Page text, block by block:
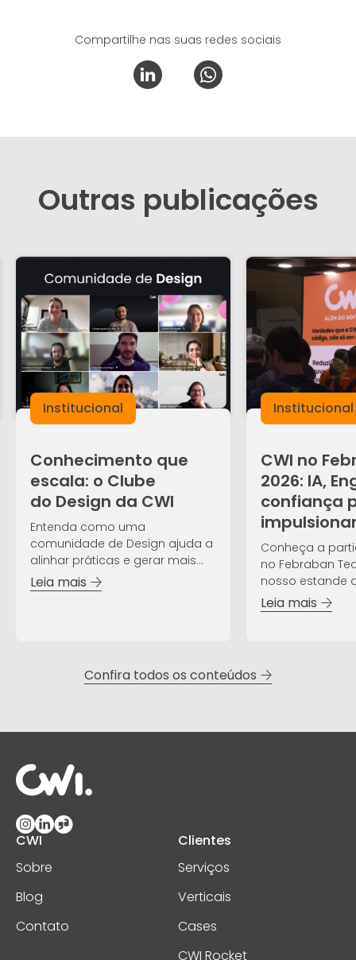
Compartilhe nas suas redes sociais
Outras publicações
Institucional
Conhecimento que
escala: o Clube
do Design da CWI
Entenda como uma
comunidade de Design ajuda a
alinhar práticas e gerar mais
valor aos clientes.
Leia mais
Institucional
CWI no
2026: IA,
confiança
Conheça a
no Febraban
nosso estande
evento!
Leia mais
Confira todos os conteúdos
CWI
Sobre
Blog
Contato
Clientes
Serviços
Verticais
Cases
CWI Rocket